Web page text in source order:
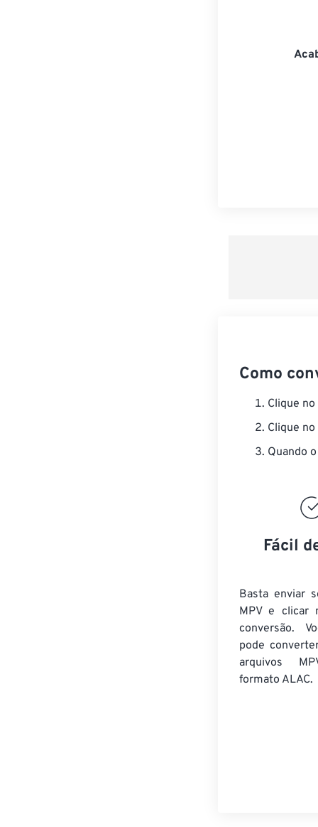
Como
Clique
Clique
Quando
Fácil
Basta enviar
MPV e clicar
conversão.
pode
arquivos
formato ALAC.